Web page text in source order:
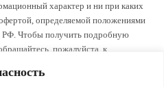
характер и ни при каких
определяемой положениями
РФ. Чтобы получить подробную
пожалуйста, к